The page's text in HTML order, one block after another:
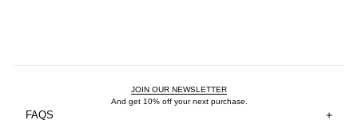
FAQS
JOIN OUR NEWSLETTER
And get 10% off your next purchase.